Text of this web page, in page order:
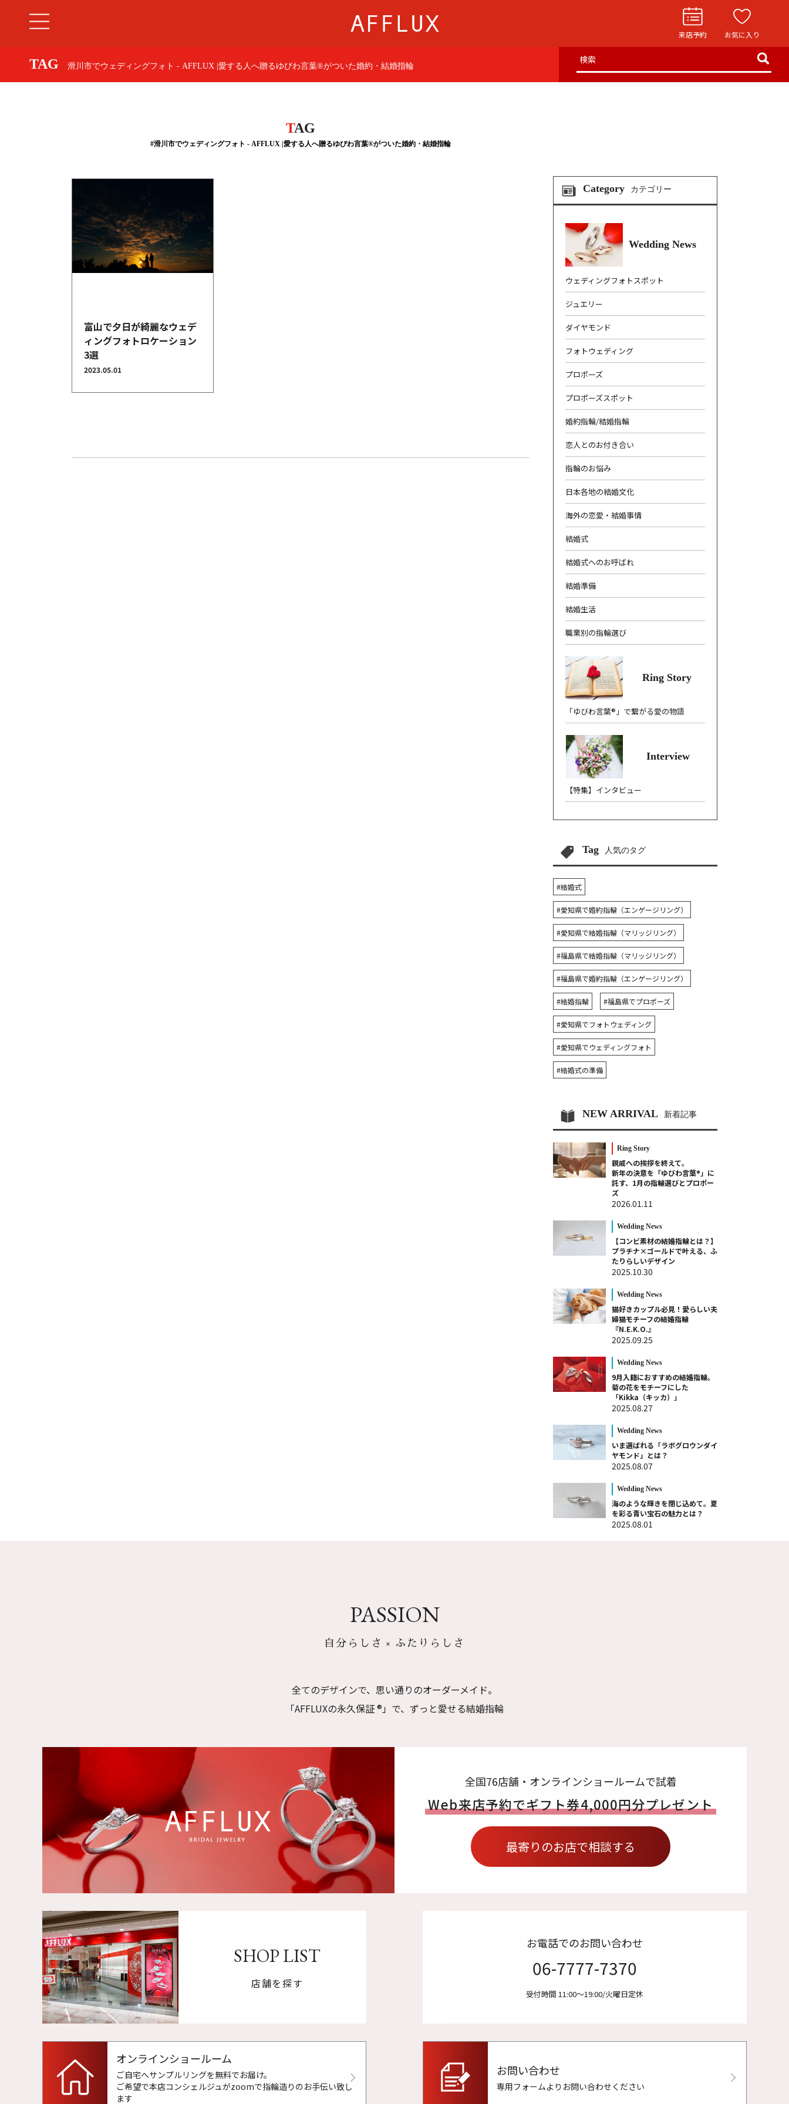
来店予約 お気に入り
商品カテゴリ
結婚指輪
パーフェクトセットリング
AFFLUXについて
ゆびわ言葉®
お役立ち記事
フェア・ニュース
ブログ・お客様の声
カタログ請求
プライバシーポリシー
TAG 滑川市でウェディングフォト - AFFLUX |愛する人へ贈るゆびわ言葉®がついた婚約・結婚指輪
検索
TAG
#滑川市でウェディングフォト - AFFLUX |愛する人へ贈るゆびわ言葉®がついた婚約・結婚指輪
富山で夕日が綺麗なウェデ
ィングフォトロケーション
3選
2023.05.01
Category カテゴリー
Wedding News
ウェディングフォトスポット
ジュエリー
ダイヤモンド
フォトウェディング
プロポーズ
プロポーズスポット
婚約指輪/結婚指輪
恋人とのお付き合い
指輪のお悩み
日本各地の結婚文化
海外の恋愛・結婚事情
結婚式
結婚式へのお呼ばれ
結婚準備
結婚生活
職業別の指輪選び
Ring Story
「ゆびわ言葉®」で繋がる愛の物語
Interview
【特集】インタビュー
Tag 人気のタグ
#結婚式
#愛知県で婚約指輪（エンゲージリング）
#愛知県で結婚指輪（マリッジリング）
#福島県で結婚指輪（マリッジリング）
#福島県で婚約指輪（エンゲージリング）
#結婚指輪 #福島県でプロポーズ
#愛知県でフォトウェディング
#愛知県でウェディングフォト
#結婚式の準備
NEW ARRIVAL 新着記事
Ring Story
親戚への挨拶を終えて。
新年の決意を「ゆびわ言葉®」に
託す、1月の指輪選びとプロポー
ズ
2026.01.11
Wedding News
【コンビ素材の結婚指輪とは？】
プラチナ×ゴールドで叶える、ふ
たりらしいデザイン
2025.10.30
Wedding News
猫好きカップル必見！愛らしい夫
婦猫モチーフの結婚指輪
『N.E.K.O.』
2025.09.25
Wedding News
9月入籍におすすめの結婚指輪。
菊の花をモチーフにした
「Kikka（キッカ）」
2025.08.27
Wedding News
いま選ばれる「ラボグロウンダイ
ヤモンド」とは？
2025.08.07
Wedding News
海のような輝きを閉じ込めて。夏
を彩る青い宝石の魅力とは？
2025.08.01
PASSION
自分らしさ × ふたりらしさ
全てのデザインで、思い通りのオーダーメイド。
「AFFLUXの永久保証 ®」で、ずっと愛せる結婚指輪
全国76店舗・オンラインショールームで試着
Web来店予約でギフト券4,000円分プレゼント
最寄りのお店で相談する
SHOP LIST
店舗を探す
お電話でのお問い合わせ
06-7777-7370
受付時間 11:00〜19:00/火曜日定休
オンラインショールーム
ご自宅へサンプルリングを無料でお届け。
ご希望で本店コンシェルジュがzoomで指輪造りのお手伝い致し
ます
お問い合わせ
専用フォームよりお問い合わせください